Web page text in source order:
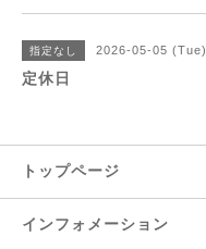
指定なし 2026-05-05 (Tue)
定休日
トップページ
インフォメーション